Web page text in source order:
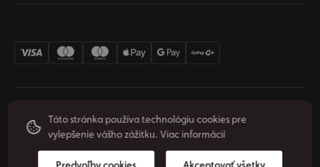
© 2026 Origos Group, s. r. o. - SK. Všetky práva vyhradené.
Nastavenia cookies Odstúpiť od zmluvy
Súkromie
Podmienky používania
Táto stránka používa technológiu cookies pre
vylepšenie vášho zážitku.Viac informácií
Predvoľby cookies Akceptovať všetky